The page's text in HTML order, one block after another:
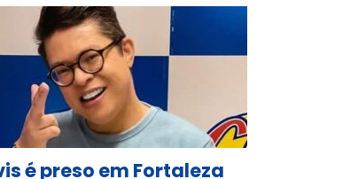
é preso em Fortaleza